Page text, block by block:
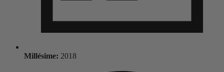
Millésime: 2018